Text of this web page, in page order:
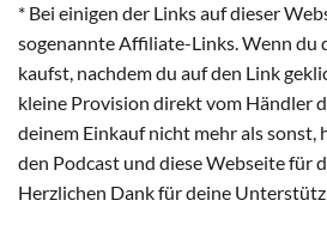
* Bei einigen der Links auf dieser
sogenannte Affiliate-Links. Wenn du
kaufst, nachdem du auf den Link
kleine Provision direkt vom Händler
deinem Einkauf nicht mehr als sonst,
den Podcast und diese Webseite für
Herzlichen Dank für deine